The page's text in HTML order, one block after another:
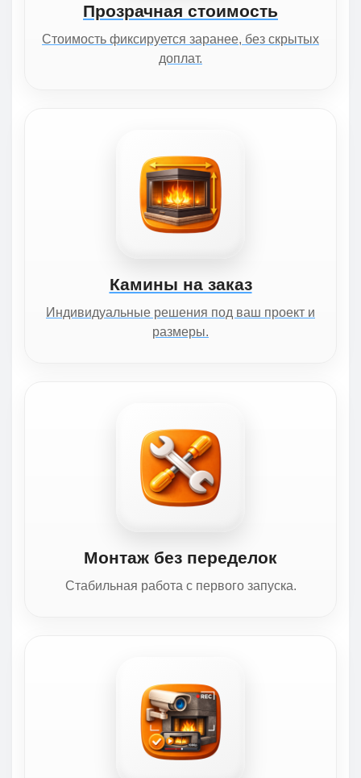
Прозрачная стоимость
Стоимость фиксируется заранее, без скрытых
доплат.
Камины на заказ
Индивидуальные решения под ваш проект и
размеры.
Монтаж без переделок
Стабильная работа с первого запуска.